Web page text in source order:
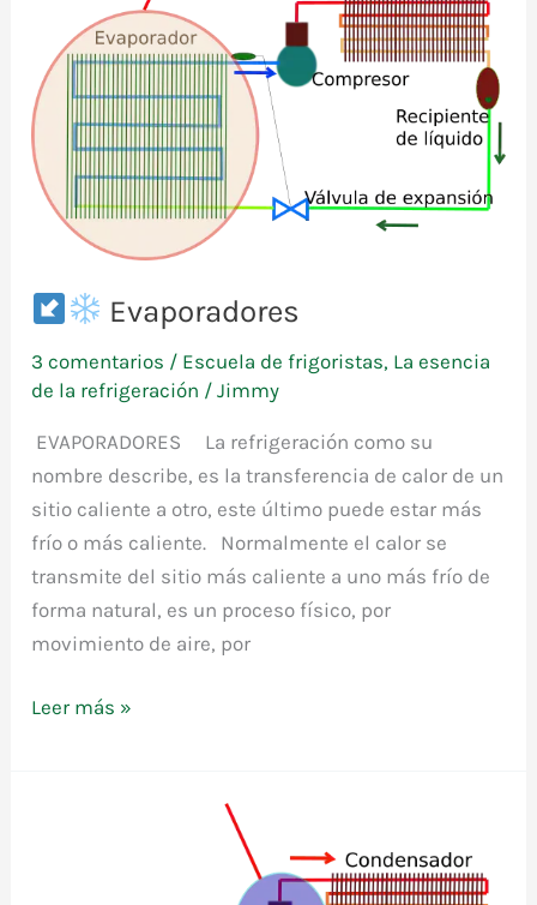
Evaporadores
3 comentarios / Escuela de frigoristas, La esencia
de la refrigeración /Jimmy
EVAPORADORES La refrigeración como su
nombre describe, es la transferencia de calor de un
sitio caliente a otro, este último puede estar más
frío o más caliente. Normalmente el calor se
transmite del sitio más caliente a uno más frío de
forma natural, es un proceso físico, por
movimiento de aire, por
Leer más »